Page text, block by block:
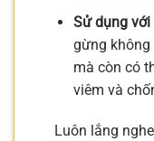
Sử dụng với
gừng không
mà còn có
viêm và
Luôn lắng